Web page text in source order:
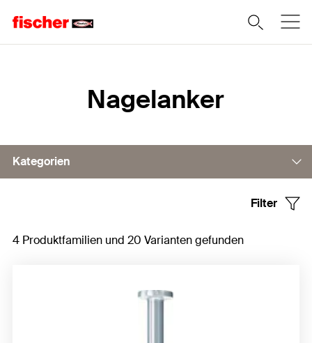
Nagelanker
Kategorien
Filter
4 Produktfamilien und 20 Varianten gefunden